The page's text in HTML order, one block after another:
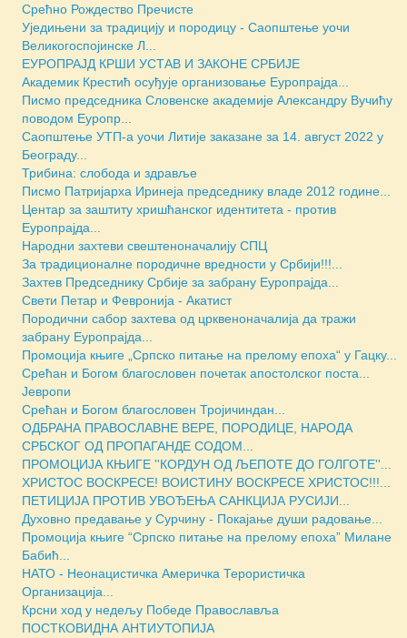
Срећно Рождество Пречисте
Уједињени за традицију и породицу - Саопштење уочи
Великогоспојинске Л...
ЕУРОПРАЈД КРШИ УСТАВ И ЗАКОНЕ СРБИЈЕ
Академик Крестић осуђује организовање Еуропрајда...
Писмо председника Словенске академије Александру Вучићу
поводом Еуропр...
Саопштење УТП-а уочи Литије заказане за 14. август 2022 у
Београду...
Трибина: слобода и здравље
Писмо Патријарха Иринеја председнику владе 2012 године...
Центар за заштиту хришћанског идентитета - против
Еуропрајда...
Народни захтеви свештеноначалију СПЦ
За традиционалне породичне вредности у Србији!!!...
Захтев Председнику Србије за забрану Еуропрајда...
Свети Петар и Февронија - Акатист
Породични сабор захтева од црквеноначалија да тражи
забрану Еуропрајда...
Промоција књиге „Српско питање на прелому епоха“ у Гацку...
Срећан и Богом благословен почетак апостолског поста...
Јевропи
Срећан и Богом благословен Тројичиндан...
ОДБРАНА ПРАВОСЛАВНЕ ВЕРЕ, ПОРОДИЦЕ, НАРОДА
СРБСКОГ ОД ПРОПАГАНДЕ СОДОМ...
ПРОМОЦИЈА КЊИГЕ ''КОРДУН ОД ЉЕПОТЕ ДО ГОЛГОТЕ''...
ХРИСТОС ВОСКРЕСЕ! ВОИСТИНУ ВОСКРЕСЕ ХРИСТОС!!!...
ПЕТИЦИЈА ПРОТИВ УВОЂЕЊА САНКЦИЈА РУСИЈИ...
Духовно предавање у Сурчину - Покајање души радовање...
Промоција књиге “Српско питање на прелому епоха” Милане
Бабић...
НАТО - Неонацистичка Америчка Терористичка
Организација...
Крсни ход у недељу Победе Православља
ПОСТКОВИДНА АНТИУТОПИЈА